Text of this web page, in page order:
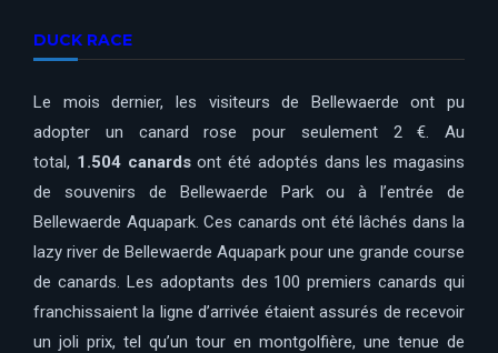
DUCK RACE
Le mois dernier, les visiteurs de Bellewaerde ont pu
adopter un canard rose pour seulement 2 €. Au
total, 1.504 canardsont été adoptés dans les magasins
de souvenirs de Bellewaerde Park ou à l’entrée de
Bellewaerde Aquapark. Ces canards ont été lâchés dans la
lazy river de Bellewaerde Aquapark pour une grande course
de canards. Les adoptants des 100 premiers canards qui
franchissaient la ligne d’arrivée étaient assurés de recevoir
un joli prix, tel qu’un tour en montgolfière, une tenue de